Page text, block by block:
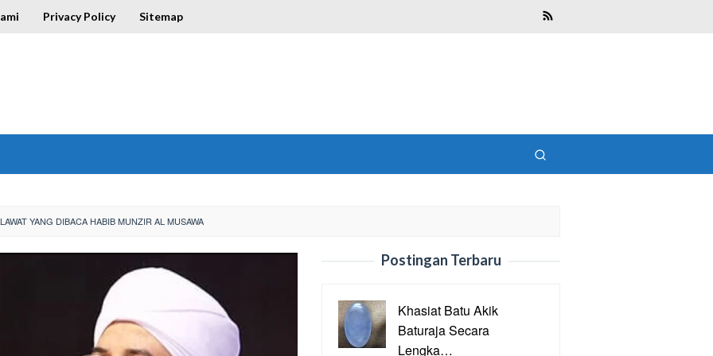
Privacy Policy Sitemap
YANG DIBACA HABIB MUNZIR AL MUSAWA
Postingan Terbaru
Khasiat Batu Akik
Baturaja Secara
Lengka…